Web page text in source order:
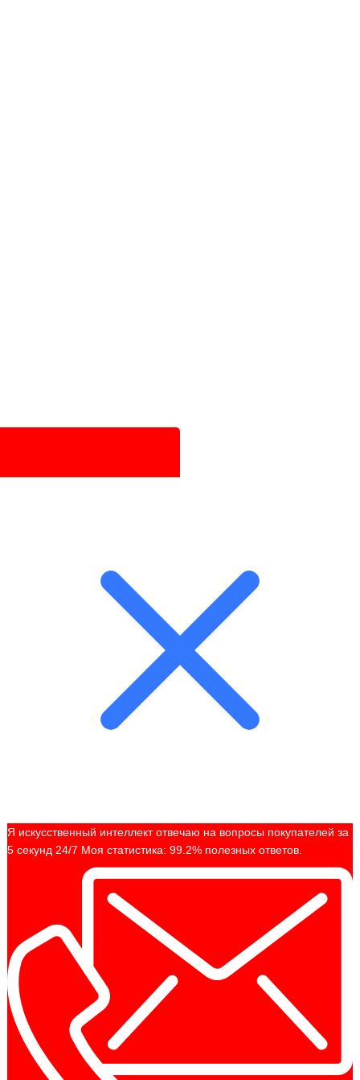
Я искусственный интеллект отвечаю на вопросы покупателей за
5 секунд 24/7 Моя статистика: 99.2% полезных ответов.